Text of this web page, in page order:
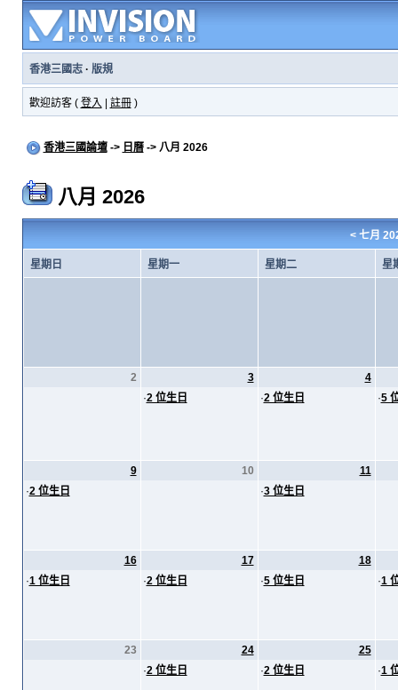
香港三國志· 版規
歡迎訪客 ( 登入 註冊)
香港三國論壇-> 日曆-> 八月 2026
八月 2026
< 七月
星期日 星期一 星期二 星
2
3
·2 位生日
4
·2 位生日 ·5
9
·2 位生日
10
11
·3 位生日
16
·1 位生日
17
·2 位生日
18
·5 位生日 ·1
23
24
·2 位生日
25
·2 位生日 ·1